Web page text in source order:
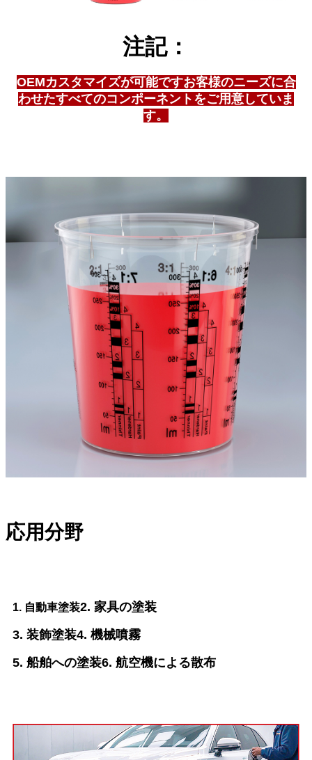
注記：
OEMカスタマイズが可能ですお客様のニーズに合
わせたすべてのコンポーネントをご用意していま
す。
応用分野
1. 自動車塗装2. 家具の塗装
3. 装飾塗装4. 機械噴霧
5. 船舶への塗装6. 航空機による散布